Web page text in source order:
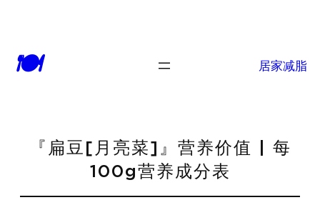
🍽 居家减脂
『扁豆[月亮菜]』营养价值 | 每
100g营养成分表